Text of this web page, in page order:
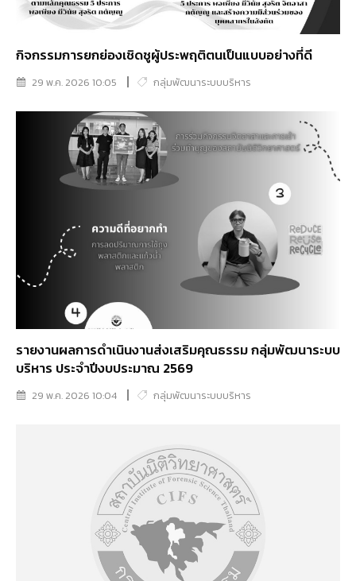
กิจกรรมการยกย่องเชิดชูผู้ประพฤติตนเป็นแบบอย่างที่ดี
29 พ.ค. 2026 10:05 กลุ่มพัฒนาระบบบริหาร
รายงานผลการดำเนินงานส่งเสริมคุณธรรม กลุ่มพัฒนาระบบ
บริหาร ประจำปีงบประมาณ 2569
29 พ.ค. 2026 10:04 กลุ่มพัฒนาระบบบริหาร